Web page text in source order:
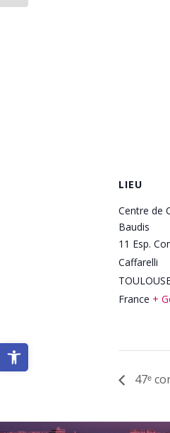
Ouvrir la barre d’outils
LIEU
Centre de
Baudis
11 Esp.
Caffarelli
France +
47ᵉ